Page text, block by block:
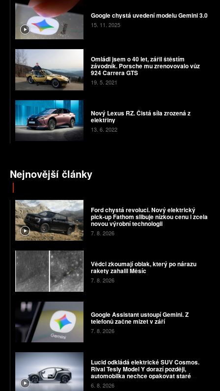
Google chystá uvedení modelu Gemini 3.0
15. 11. 2025
Omládl jsem o 40 let, zářil štěstím
závodník. Porsche mu zrenovovalo vůz
924 Carrera GTS
19. 5. 2021
Nový Lexus RZ. Čistá síla zrozená z
elektřiny
13. 6. 2022
Nejnovější články
Ford chystá revoluci. Nový elektrický
pick-up Fathom slibuje nízkou cenu i zcela
novou výrobní technologii
7. 8. 2026
Vědci zkoumají oblak, který po nárazu
rakety zahalil Měsíc
7. 8. 2026
Google Assistant ustoupí Gemini. Z
telefonů začne mizet v září
7. 8. 2026
Lucid odkládá elektrické SUV Cosmos.
Rival Tesly Model Y dorazí později,
automobilka nechce opakovat staré
chyby
6. 8. 2026